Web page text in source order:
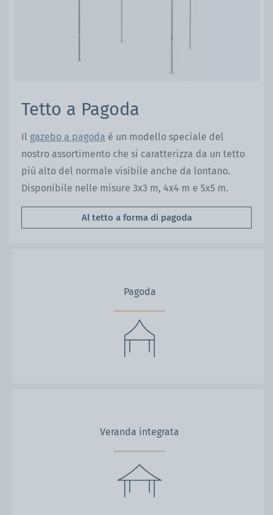
Tetto a Pagoda
Il gazebo a pagoda è un modello speciale del
nostro assortimento che si caratterizza da un tetto
più alto del normale visibile anche da lontano.
Disponibile nelle misure 3x3 m, 4x4 m e 5x5 m.
Al tetto a forma di pagoda
Pagoda
Veranda integrata